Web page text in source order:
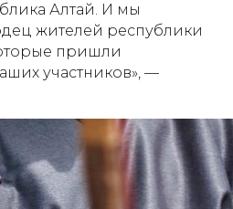
Алтай. И мы
жителей республики
пришли
участников», —